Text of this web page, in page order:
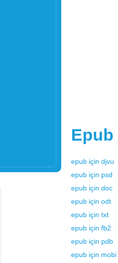
Epub
epub için djvu
epub için psd
epub için doc
epub için odt
epub için txt
epub için fb2
epub için pdb
epub için mobi